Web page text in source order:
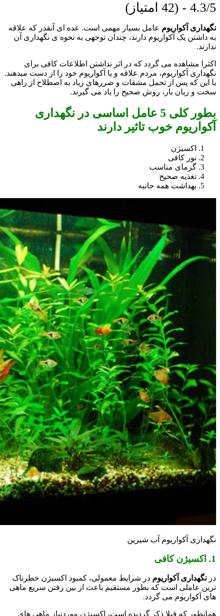
4.3/5 - (42 امتیاز)
نگهداری آکواریوم عامل بسیار مهمی است. عده ای آنقدر که علاقه
به داشتن یک آکواریوم دارند، چندان توجهی به نحوه ی نگهداری آن
ندارند.
اکثرا مشاهده می گردد که در اثر نداشتن اطلاعات کافی برای
نگهداری آکواریوم، مردم علاقه و یا آکواریوم خود را از دست میدهند.
یا این که پس از تحمل مشقات و ضررهای زیاد به اصطلاح از راهی
سخت و زیان بار، روش صحیح را یاد می گیرند.
بطور کلی 5 عامل اساسی در نگهداری
آکواریوم خوب تاثیر دارند
اکسیژن
نور کافی
گرمای مناسب
تغذیه صحیح
بهداشت همه جانبه
نگهداری آکواریوم آب شیرین
1. اکسیژن کافی
در نگهداری آکواریوم در شرایط معمولی، کمبود اکسیژن خطرناک
ترین عاملی است که بطور مستقیم باعث از بین رفتن سریع ماهی
های آکواریوم می گردد.
همانطور که قبلا ذکر گردیده است، اکسیژن موردنیاز ماهی های